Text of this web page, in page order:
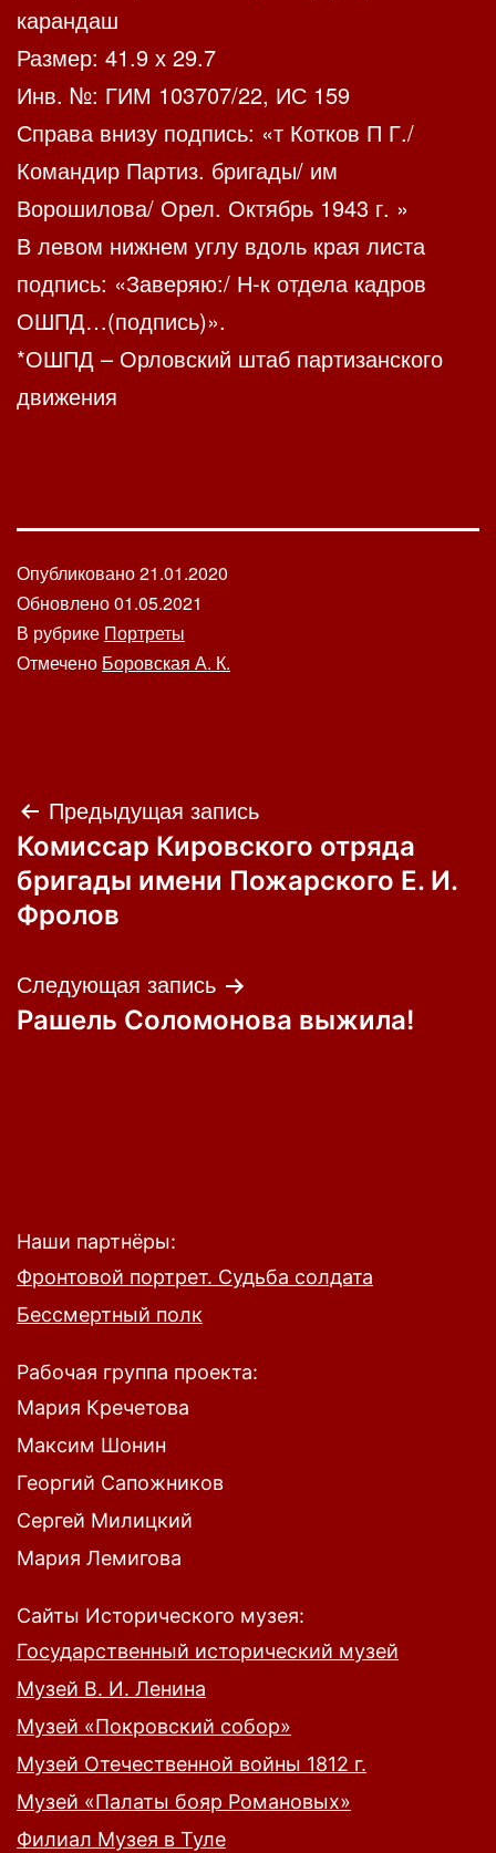
карандаш
Размер: 41.9 х 29.7
Инв. №: ГИМ 103707/22, ИС 159
Справа внизу подпись: «т Котков П Г./
Командир Партиз. бригады/ им
Ворошилова/ Орел. Октябрь 1943 г. »
В левом нижнем углу вдоль края листа
подпись: «Заверяю:/ Н-к отдела кадров
ОШПД…(подпись)».
*ОШПД – Орловский штаб партизанского
движения
Опубликовано21.01.2020
Обновлено01.05.2021
В рубрике Портреты
Отмечено Боровская А. К.
Навигация
по
записям
Предыдущая запись
Комиссар Кировского отряда
бригады имени Пожарского Е. И.
Фролов
Следующая запись
Рашель Соломонова выжила!
Наши партнёры:
Фронтовой портрет. Судьба солдата
Бессмертный полк
Рабочая группа проекта:
Мария Кречетова
Максим Шонин
Георгий Сапожников
Сергей Милицкий
Мария Лемигова
Сайты Исторического музея:
Государственный исторический музей
Музей В. И. Ленина
Музей «Покровский собор»
Музей Отечественной войны 1812 г.
Музей «Палаты бояр Романовых»
Филиал Музея в Туле